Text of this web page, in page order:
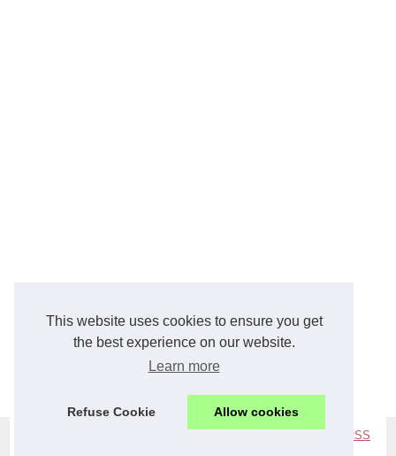
This website uses cookies to ensure you get
the best experience on our website.
Learn more
Refuse Cookie Allow cookies
RSS